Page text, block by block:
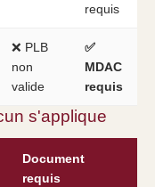
requis
❌ PLB
non
valide
✅
MDAC
requis
s'applique
Document
requis